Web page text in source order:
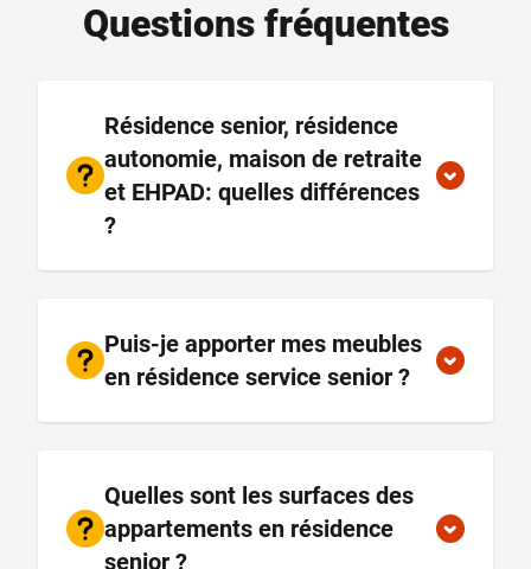
Questions fréquentes
Résidence senior, résidence
autonomie, maison de retraite
et EHPAD: quelles différences
?
Puis-je apporter mes meubles
en résidence service senior ?
Quelles sont les surfaces des
appartements en résidence
senior ?